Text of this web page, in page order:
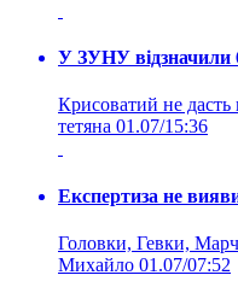
У ЗУНУ відзначили
Крисоватий не
тетяна 01.07/15:36
Експертиза не
Головки, Гевки,
Михайло 01.07/07:52